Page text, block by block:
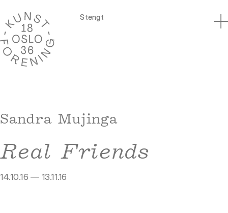
Stengt
Sandra Mujinga
Real Friends
14.10.16 — 13.11.16